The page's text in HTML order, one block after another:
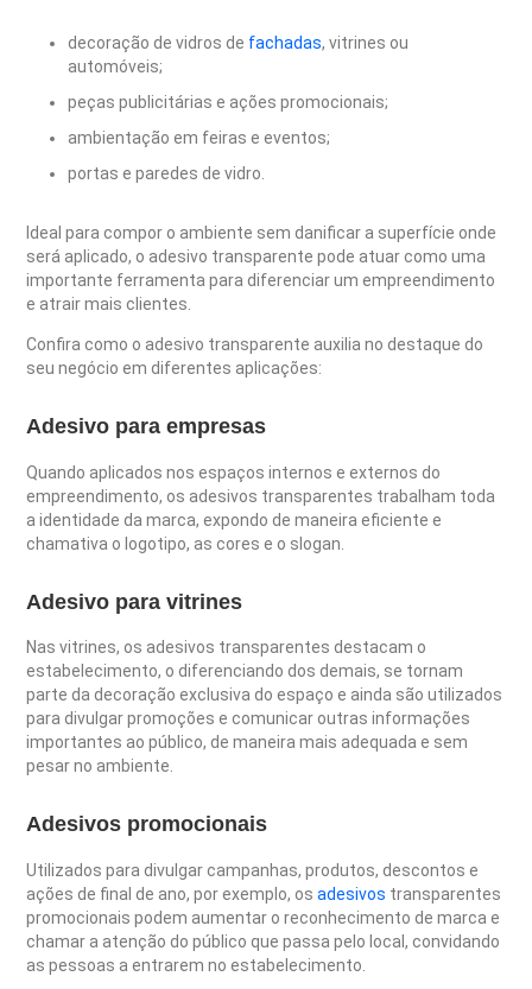
decoração de vidros de fachadas, vitrines ou
automóveis;
peças publicitárias e ações promocionais;
ambientação em feiras e eventos;
portas e paredes de vidro.
Ideal para compor o ambiente sem danificar a superfície onde
será aplicado, o adesivo transparente pode atuar como uma
importante ferramenta para diferenciar um empreendimento
e atrair mais clientes.
Confira como o adesivo transparente auxilia no destaque do
seu negócio em diferentes aplicações:
Adesivo para empresas
Quando aplicados nos espaços internos e externos do
empreendimento, os adesivos transparentes trabalham toda
a identidade da marca, expondo de maneira eficiente e
chamativa o logotipo, as cores e o slogan.
Adesivo para vitrines
Nas vitrines, os adesivos transparentes destacam o
estabelecimento, o diferenciando dos demais, se tornam
parte da decoração exclusiva do espaço e ainda são utilizados
para divulgar promoções e comunicar outras informações
importantes ao público, de maneira mais adequada e sem
pesar no ambiente.
Adesivos promocionais
Utilizados para divulgar campanhas, produtos, descontos e
ações de final de ano, por exemplo, osadesivos transparentes
promocionais podem aumentar o reconhecimento de marca e
chamar a atenção do público que passa pelo local, convidando
as pessoas a entrarem no estabelecimento.